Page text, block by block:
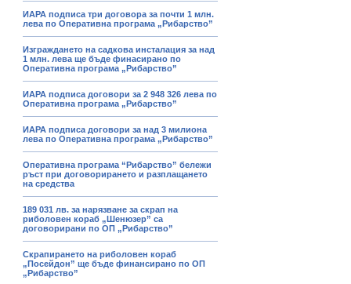
ИАРА подписа три договора за почти 1 млн.
лева по Оперативна програма „Рибарство”
Изграждането на садкова инсталация за над
1 млн. лева ще бъде финасирано по
Оперативна програма „Рибарство”
ИАРА подписа договори за 2 948 326 лева по
Оперативна програма „Рибарство”
ИАРА подписа договори за над 3 милиона
лева по Оперативна програма „Рибарство”
Оперативна програма “Рибарство” бележи
ръст при договорирането и разплащането
на средства
189 031 лв. за нарязване за скрап на
риболовен кораб „Шенюзер” са
договорирани по ОП „Рибарство”
Скрапирането на риболовен кораб
„Посейдон” ще бъде финансирано по ОП
„Рибарство”